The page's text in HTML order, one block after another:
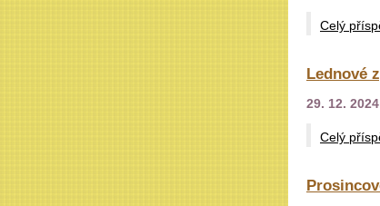
Celý
Lednové
29. 12. 2024
Celý